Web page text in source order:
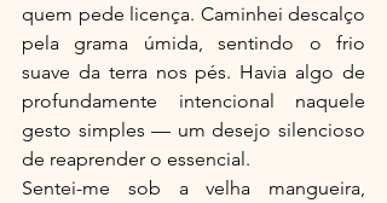
quem pede licença. Caminhei descalço
pela grama úmida, sentindo o frio
suave da terra nos pés. Havia algo de
profundamente intencional naquele
gesto simples — um desejo silencioso
de reaprender o essencial.
Sentei-me sob a velha mangueira,